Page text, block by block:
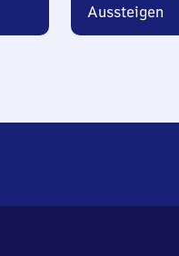
Aussteigen